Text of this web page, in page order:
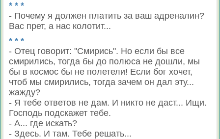
* * *
- Почему я должен платить за ваш адреналин?
Вас прет, а нас колотит...
* * *
- Отец говорит: "Смирись". Но если бы все
смирились, тогда бы до полюса не дошли, мы
бы в космос бы не полетели! Если бог хочет,
чтоб мы смирились, тогда зачем он дал эту...
жажду?
- Я тебе ответов не дам. И никто не даст... Ищи.
Господь подскажет тебе.
- А... где искать?
- Здесь. И там. Тебе решать...